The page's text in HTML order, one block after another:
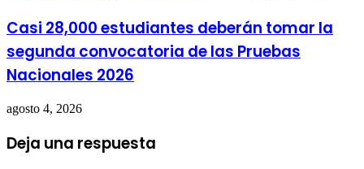
Casi 28,000 estudiantes deberán tomar la
segunda convocatoria de las Pruebas
Nacionales 2026
agosto 4, 2026
Deja una respuesta